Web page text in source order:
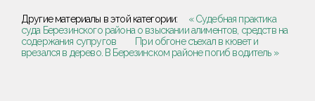
Другие материалы в этой категории:
« Судебная практика
суда Березинского района о взыскании алиментов, средств на
содержания супругов
При обгоне съехал в кювет и
врезался в дерево. В Березинском районе погиб водитель »